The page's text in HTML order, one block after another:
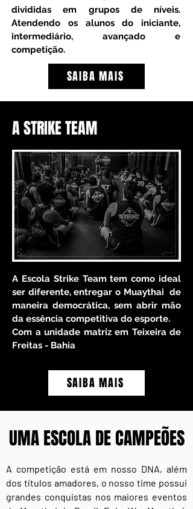
divididas em grupos de níveis.
Atendendo os alunos do iniciante,
intermediário, avançado e
competição.
SAIBA MAIS
A STRIKE TEAM
A Escola Strike Team tem como ideal
ser diferente, entregar o Muaythai de
maneira democrática, sem abrir mão
da essência competitiva do esporte.
Com a unidade matriz em Teixeira de
Freitas - Bahia
SAIBA MAIS
UMA ESCOLA DE CAMPEÕES
A competição está em nosso DNA, além
dos títulos amadores, o nosso time possui
grandes conquistas nos maiores eventos